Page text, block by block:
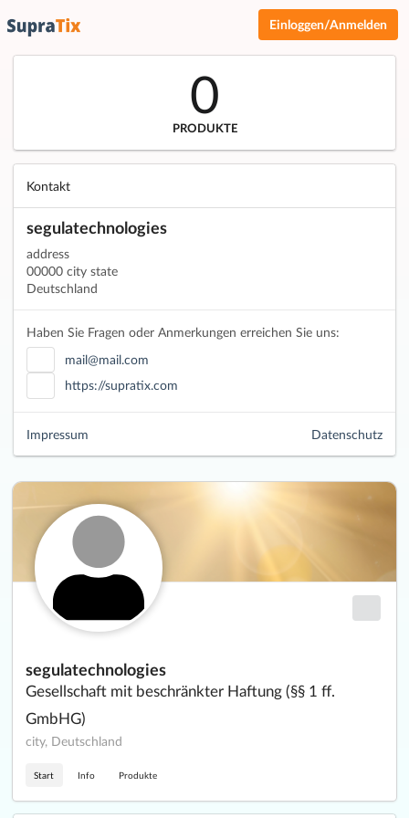
Einloggen/Anmelden
segulatechnologies
Gesellschaft mit beschränkter Haftung (§§ 1 ff.
GmbHG)
city, Deutschland
Start Info Produkte
0
PRODUKTE
Kontakt
segulatechnologies
address
00000 city state
Deutschland
Haben Sie Fragen oder Anmerkungen erreichen Sie uns:
mail@mail.com
https://supratix.com
Datenschutz
Impressum